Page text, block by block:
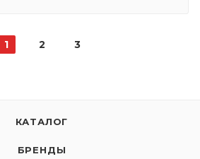
1 2 3
КАТАЛОГ
БРЕНДЫ